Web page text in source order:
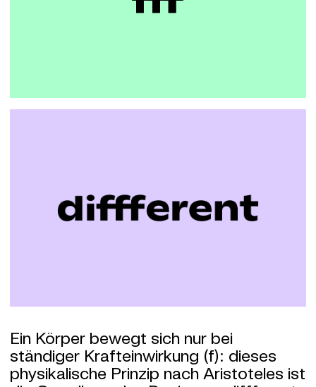
Ein Körper bewegt sich nur bei
ständiger Krafteinwirkung (f): dieses
physikalische Prinzip nach Aristoteles ist